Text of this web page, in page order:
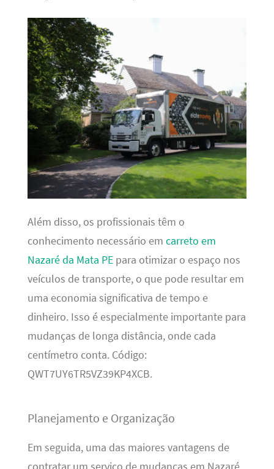
Além disso, os profissionais têm o
conhecimento necessário em carreto em
Nazaré da Mata PEpara otimizar o espaço nos
veículos de transporte, o que pode resultar em
uma economia significativa de tempo e
dinheiro. Isso é especialmente importante para
mudanças de longa distância, onde cada
centímetro conta. Código:
QWT7UY6TR5VZ39KP4XCB.
Planejamento e Organização
Em seguida, uma das maiores vantagens de